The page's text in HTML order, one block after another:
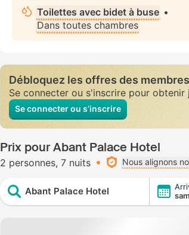
Toilettes avec bidet à buse •
Dans toutes chambres
Débloquez les offres des membres
Se connecter ou s'inscrire pour obtenir
Se connecter ou s’inscrire
Prix pour Abant Palace Hotel
2 personnes 7 nuits Nous alignons
Abant Palace Hotel